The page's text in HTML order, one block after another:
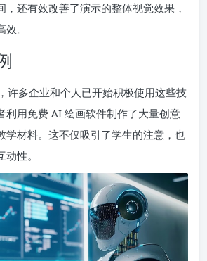
，还有效改善了演示的整体视觉效果，
。
许多企业和个人已开始积极使用这些技
利用免费 AI 绘画软件制作了大量创意
学材料。这不仅吸引了学生的注意，也
性。